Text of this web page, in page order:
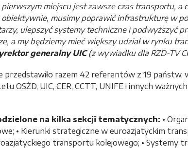
miejscu jest zawsze czas transportu, a
musimy poprawić infrastrukturę w
ulepszyć systemy techniczne i podwyższyć
a my będziemy mieć większy udział w rynku
generalny UIC(z wywiadku dla RZD-TV
przedstawiło razem 42 referentów z 19 państw,
OSŻD, UIC, CER, CCTT, UNIFE i innych
na kilka sekcji tematycznych: •
• Kierunki strategiczne w euroazjatyckim
transportu kolejowego; • Systemy